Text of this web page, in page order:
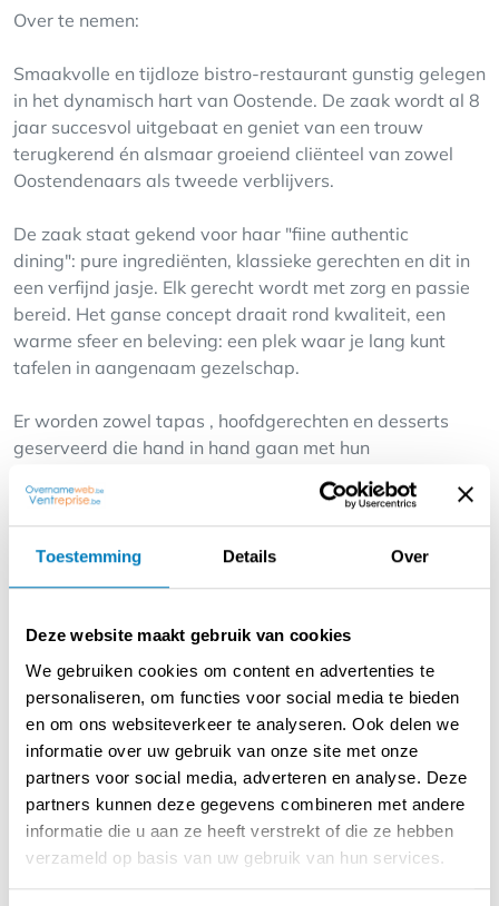
Toestemming Details Over
Deze website maakt gebruik van cookies
We gebruiken cookies om content en advertenties te
personaliseren, om functies voor social media te bieden
en om ons websiteverkeer te analyseren. Ook delen we
informatie over uw gebruik van onze site met onze
partners voor social media, adverteren en analyse. Deze
partners kunnen deze gegevens combineren met andere
informatie die u aan ze heeft verstrekt of die ze hebben
verzameld op basis van uw gebruik van hun services.
Over te nemen:
Smaakvolle en tijdloze bistro-restaurant gunstig gelegen
in het dynamisch hart van Oostende. De zaak wordt al 8
jaar succesvol uitgebaat en geniet van een trouw
terugkerend én alsmaar groeiend cliënteel van zowel
Oostendenaars als tweede verblijvers.
De zaak staat gekend voor haar "fiine authentic
dining": pure ingrediënten, klassieke gerechten en dit in
een verfijnd jasje. Elk gerecht wordt met zorg en passie
bereid. Het ganse concept draait rond kwaliteit, een
warme sfeer en beleving: een plek waar je lang kunt
tafelen in aangenaam gezelschap.
Er worden zowel tapas , hoofdgerechten en desserts
geserveerd die hand in hand gaan met hun
Door de warme, uitnodigende ambiance en de eerlijke
keuken komen klanten steeds terug.
passagelocatie met een intieme, huiselijke sfeer (zowel
op het zonneterras als binnen). Het is een gevestigde
waarde met een loyaal cliënteel, klaar om verder te
groeien. Deze overname biedt een unieke kans voor een
ondernemer die houdt van culinair vakmanschap,
gastvrijheid en commercieel potentieel.
Ideaal gesitueerd vlakbij het Casino, de Grote Post, de
winkelstraten en de zeedijk.
De vele Indigoparkings in de nabijheid bieden voldoende